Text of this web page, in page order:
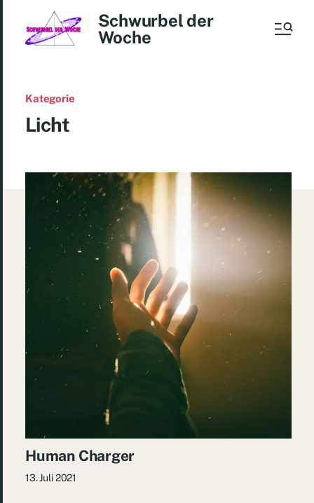
Schwurbel der
Woche
Kategorie
Licht
Human Charger
13. Juli 2021